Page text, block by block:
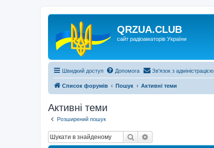
QRZUA.CLUB
сайт радіоаматорів України
Швидкий доступ Допомога Зв'язок з адміністрацією
Список форумів Пошук Активні теми
Активні теми
Розширений пошук
Пошук